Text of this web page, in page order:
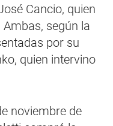
Cancio, quien
según la
por su
quien intervino
noviembre de